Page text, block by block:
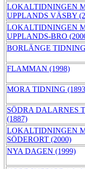
LOKALTIDNINGEN
UPPLANDS VÄSBY
LOKALTIDNINGEN
UPPLANDS-BRO
BORLÄNGE
FLAMMAN (1998)
MORA TIDNING
SÖDRA DALARNES
(1887)
LOKALTIDNINGEN
SÖDERORT (2000)
NYA DAGEN (1999)